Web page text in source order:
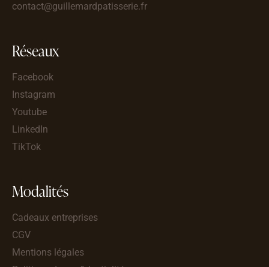
contact@guillemardpatisserie.fr
Réseaux
Facebook
Instagram
Youtube
LinkedIn
TikTok
Modalités
Cadeaux entreprises
CGV
Mentions légales